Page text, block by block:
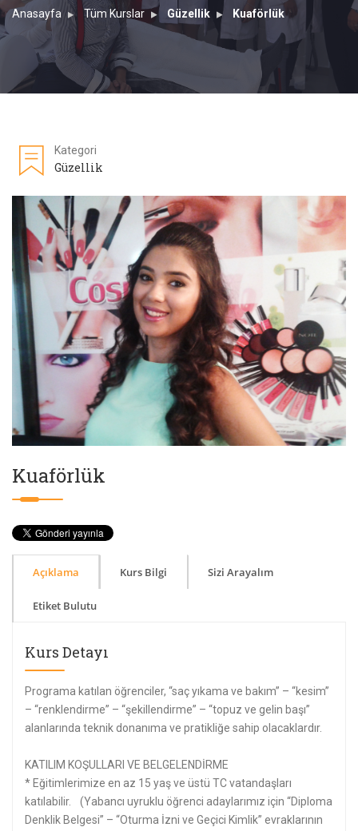
Anasayfa Tüm Kurslar Güzellik Kuaförlük
Kategori
Güzellik
Kuaförlük
Açıklama Kurs Bilgi Sizi Arayalım
Etiket Bulutu
Kurs Detayı
Programa katılan öğrenciler, “saç yıkama ve bakım” – “kesim”
– “renklendirme” – “şekillendirme” – “topuz ve gelin başı”
alanlarında teknik donanıma ve pratikliğe sahip olacaklardır.
KATILIM KOŞULLARI VE BELGELENDİRME
* Eğitimlerimize en az 15 yaş ve üstü TC vatandaşları
katılabilir. (Yabancı uyruklu öğrenci adaylarımız için “Diploma
Denklik Belgesi” – “Oturma İzni ve Geçici Kimlik” evraklarının